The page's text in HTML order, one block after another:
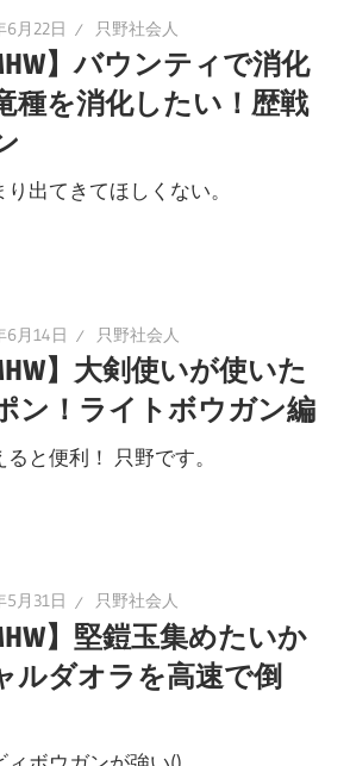
6月22日 只野社会人
】バウンティで消化
種を消化したい！歴戦
出てきてほしくない。
6月14日 只野社会人
】大剣使いが使いた
ン！ライトボウガン編
と便利！ 只野です。
5月31日 只野社会人
】堅鎧玉集めたいか
ルダオラを高速で倒